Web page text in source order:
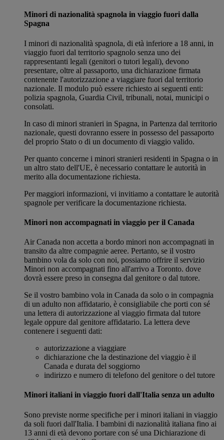
Minori di nazionalità spagnola in viaggio fuori dalla
Spagna
I minori di nazionalità spagnola, di età inferiore a 18 anni, in
viaggio fuori dal territorio spagnolo senza uno dei
rappresentanti legali (genitori o tutori legali), devono
presentare, oltre al passaporto, una dichiarazione firmata
contenente l'autorizzazione a viaggiare fuori dal territorio
nazionale. Il modulo può essere richiesto ai seguenti enti:
polizia spagnola, Guardia Civil, tribunali, notai, municipi o
consolati.
In caso di minori stranieri in Spagna, in Partenza dal territorio
nazionale, questi dovranno essere in possesso del passaporto
del proprio Stato o di un documento di viaggio valido.
Per quanto concerne i minori stranieri residenti in Spagna o in
un altro stato dell'UE, è necessario contattare le autorità in
merito alla documentazione richiesta.
Per maggiori informazioni, vi invitiamo a contattare le autorità
spagnole per verificare la documentazione richiesta.
Minori non accompagnati in viaggio per il Canada
Air Canada non accetta a bordo minori non accompagnati in
transito da altre compagnie aeree. Pertanto, se il vostro
bambino vola da solo con noi, possiamo offrire il servizio
Minori non accompagnati fino all'arrivo a Toronto. dove
dovrà essere preso in consegna dal genitore o dal tutore.
Se il vostro bambino vola in Canada da solo o in compagnia
di un adulto non affidatario, è consigliabile che porti con sé
una lettera di autorizzazione al viaggio firmata dal tutore
legale oppure dal genitore affidatario. La lettera deve
contenere i seguenti dati:
autorizzazione a viaggiare
dichiarazione che la destinazione del viaggio è il
Canada e durata del soggiorno
indirizzo e numero di telefono del genitore o del tutore
Minori italiani in viaggio fuori dall'Italia senza un adulto
Sono previste norme specifiche per i minori italiani in viaggio
da soli fuori dall'Italia. I bambini di nazionalità italiana fino ai
13 anni di età devono portare con sé una Dichiarazione di